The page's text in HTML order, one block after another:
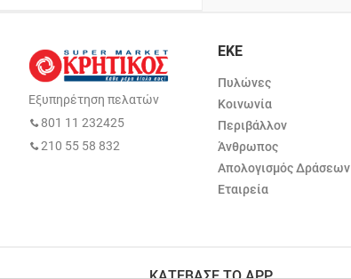
Εξυπηρέτηση πελατών
801 11 232425
210 55 58 832
ΕΚΕ
Πυλώνες
Κοινωνία
Περιβάλλον
Άνθρωπος
Απολογισμός Δράσεων
Εταιρεία